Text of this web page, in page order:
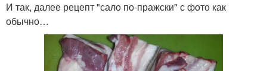
И так, далее рецепт "сало по-пражски" с фото как
обычно…